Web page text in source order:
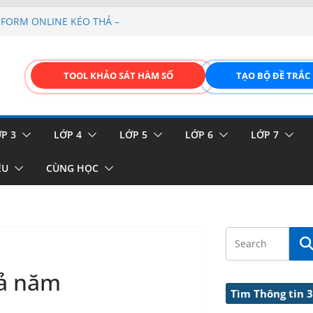
ONLINE KÉO THẢ –
liệu – Thêm, tìm, sửa,
của thực vật
TOOL KHẢO SÁT HÀM SỐ TẠO BỘ ĐỀ
3 LỚP 4 LỚP 5 LỚP 6 LỚP 7
CÙNG HỌC
năm
Tìm Thông tin